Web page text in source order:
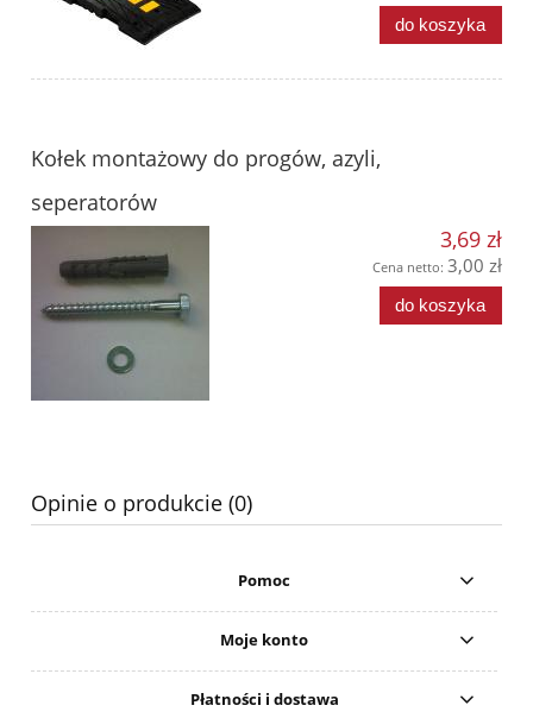
do koszyka
Kołek montażowy do progów, azyli,
seperatorów
3,69 zł
Cena netto: 3,00 zł
do koszyka
Opinie o produkcie (0)
Pomoc
Moje konto
Płatności i dostawa